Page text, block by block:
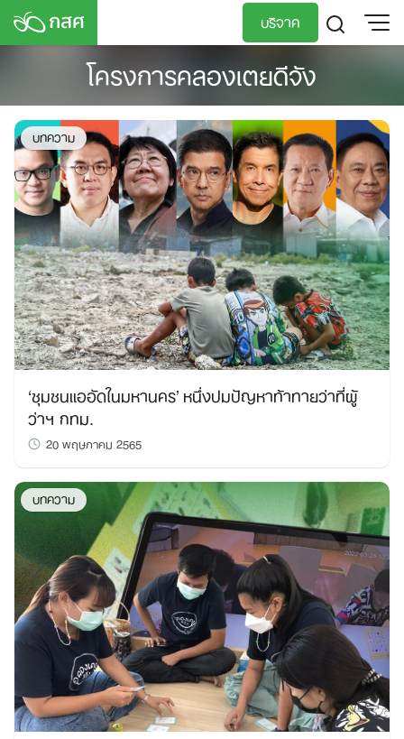
Skip
บริจาค
TH
EN
โครงการคลองเตยดีจัง
บทความ
‘ชุมชนแออัดในมหานคร’ หนึ่งปมปัญหาท้าทายว่าที่ผู้
ว่าฯ กทม.
20 พฤษภาคม 2565
บทความ